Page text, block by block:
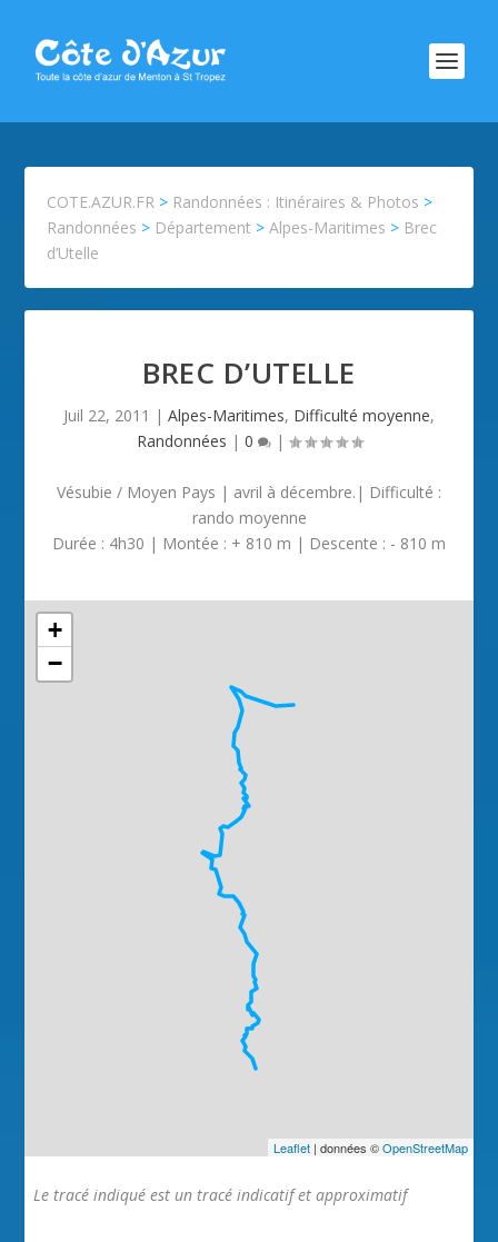
COTE.AZUR.FR > Randonnées : Itinéraires & Photos >
Randonnées > Département >Alpes-Maritimes > Brec
d’Utelle
BREC D’UTELLE
Juil 22, 2011 | Alpes-Maritimes, Difficulté moyenne,
Randonnées | 0 |
Vésubie / Moyen Pays | avril à décembre.| Difficulté :
rando moyenne
Durée : 4h30 | Montée : + 810 m | Descente : - 810 m
+
−
Leaflet| données ©OpenStreetMap
Le tracé indiqué est un tracé indicatif et approximatif